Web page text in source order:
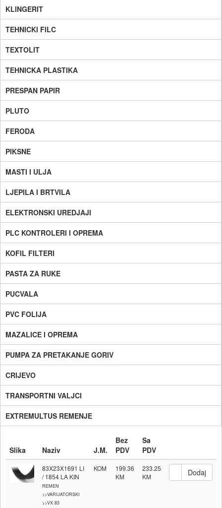
KLINGERIT
TEHNICKI FILC
TEXTOLIT
TEHNICKA PLASTIKA
PRESPAN PAPIR
PLUTO
FERODA
PIKSNE
MASTI I ULJA
LJEPILA I BRTVILA
ELEKTRONSKI UREDJAJI
PLC KONTROLERI I OPREMA
KOFIL FILTERI
PASTA ZA RUKE
PUCVALA
PVC FOLIJA
MAZALICE I OPREMA
PUMPA ZA PRETAKANJE GORIV
CRIJEVO
TRANSPORTNI VALJCI
EXTREMULTUS REMENJE
Slika Naziv J.M.
Bez
PDV
Sa
PDV
83X23X1691 LI
/ 1854 LA KIN
REMEN
>>VARIJATORSKI
>>VX 83
KOM 199.36 233.25